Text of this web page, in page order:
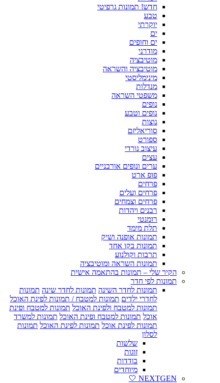
חדש! תמונות גרפיטי
טבע
יוקרתי
ים
ים וחופים
מודרני
מוטיבציה
מוטיבציה והשראה
מינימליסטי
מנדלות
משפטי השראה
נופים
נופים וטבע
נוצות
סוריאליזם
ספורט
עיצוב נורדי
עצים
ערים ונופים אורבניים
פופ ארט
פרחים
פרחים ועלים
פרחים וצמחים
רבנים ויהדות
רומנטי
תלת מימד
תמונות אופנה ושיק
תמונות בקו אחד
תרבות וקולנוע
תמונות השראה ומוטיבציה
הקיר שלי – תמונות בהתאמה אישית
תמונות לפי חדר
תמונות לחדר השינה תמונות לחדר שינה תמונות
לחדרי ילדים תמונות למטבח / תמונות לפינת האוכל
תמונות למטבח ולפינת האוכל תמונות למטבח ופינת
אוכל תמונות למטבח ופינת האוכל תמונות למשרד
תמונות לפינת אוכל תמונות לפינת האוכל תמונות
לסלון
שלשות
זוגות
בודדות
מיוחדים
NEXTGEN 🤍